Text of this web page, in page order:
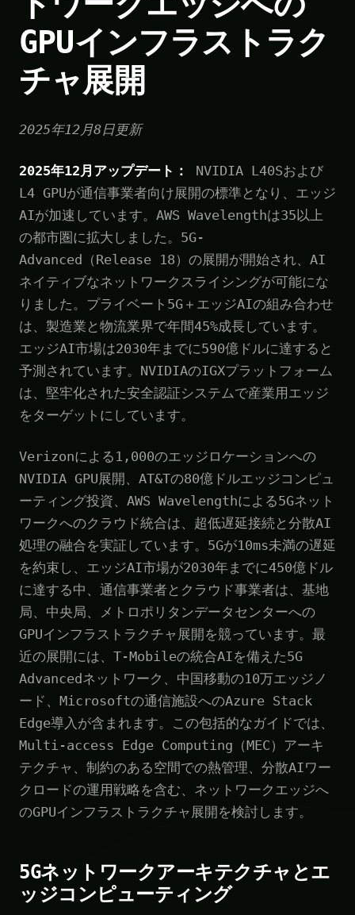
GPUインフラストラク
チャ展開
2025年12月8日更新
2025年12月アップデート：
NVIDIA L40Sおよび
L4 GPUが通信事業者向け展開の標準となり、エッジ
AIが加速しています。AWS Wavelengthは35以上
の都市圏に拡大しました。5G-
Advanced（Release 18）の展開が開始され、AI
ネイティブなネットワークスライシングが可能にな
りました。プライベート5G＋エッジAIの組み合わせ
は、製造業と物流業界で年間45%成長しています。
エッジAI市場は2030年までに590億ドルに達すると
予測されています。NVIDIAのIGXプラットフォーム
は、堅牢化された安全認証システムで産業用エッジ
をターゲットにしています。
Verizonによる1,000のエッジロケーションへの
NVIDIA GPU展開、AT&Tの80億ドルエッジコンピュ
ーティング投資、AWS Wavelengthによる5Gネット
ワークへのクラウド統合は、超低遅延接続と分散AI
処理の融合を実証しています。5Gが10ms未満の遅延
を約束し、エッジAI市場が2030年までに450億ドル
に達する中、通信事業者とクラウド事業者は、基地
局、中央局、メトロポリタンデータセンターへの
GPUインフラストラクチャ展開を競っています。最
近の展開には、T-Mobileの統合AIを備えた5G
Advancedネットワーク、中国移動の10万エッジノ
ード、Microsoftの通信施設へのAzure Stack
Edge導入が含まれます。この包括的なガイドでは、
Multi-access Edge Computing（MEC）アーキ
テクチャ、制約のある空間での熱管理、分散AIワー
クロードの運用戦略を含む、ネットワークエッジへ
のGPUインフラストラクチャ展開を検討します。
5Gネットワークアーキテクチャとエ
ッジコンピューティング